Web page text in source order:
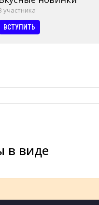
участника
ВСТУПИТЬ
в виде